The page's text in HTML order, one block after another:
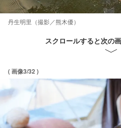
丹生明里（撮影／熊木優）
スクロールすると次の
( 画像3/32 )